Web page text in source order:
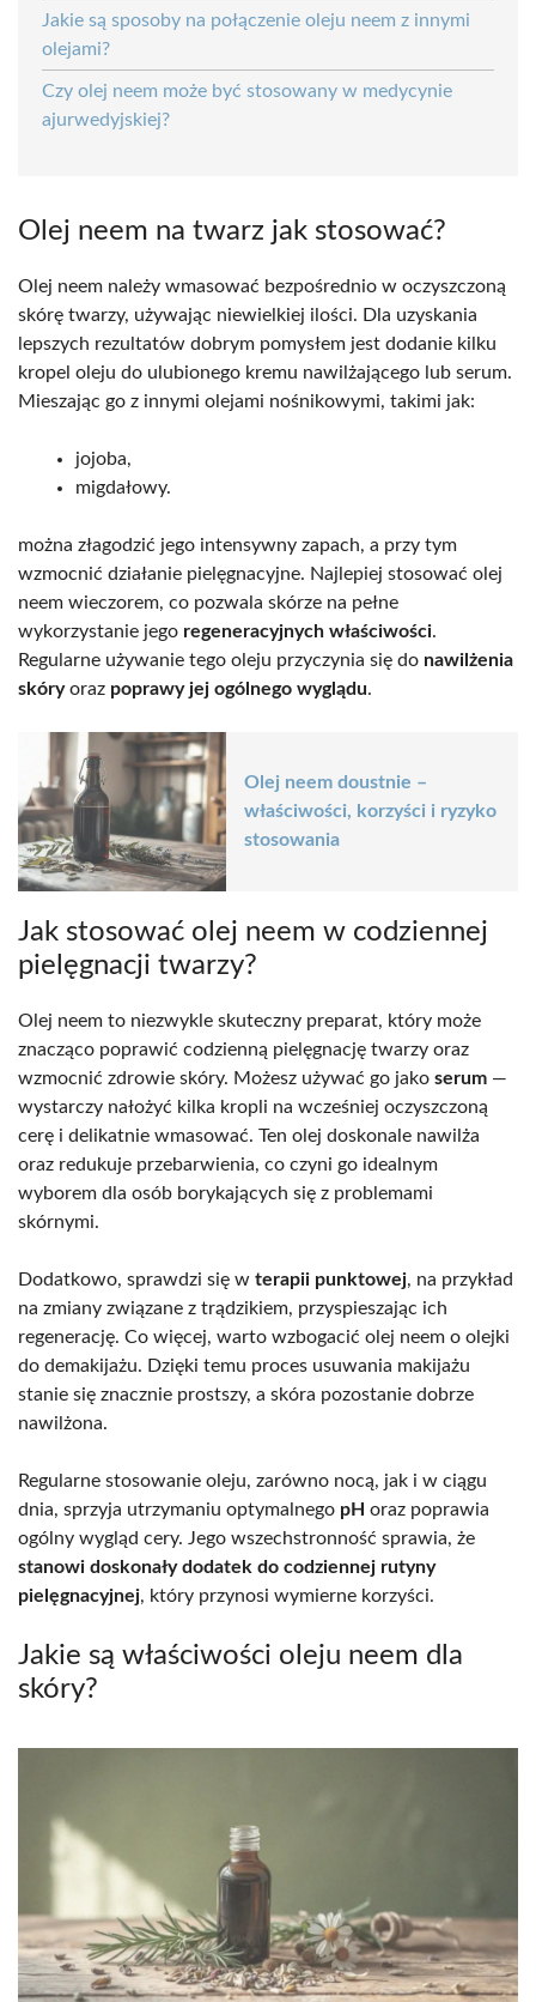
Jakie są sposoby na połączenie oleju neem z innymi
olejami?
Czy olej neem może być stosowany w medycynie
ajurwedyjskiej?
Olej neem na twarz jak stosować?
Olej neem należy wmasować bezpośrednio w oczyszczoną
skórę twarzy, używając niewielkiej ilości. Dla uzyskania
lepszych rezultatów dobrym pomysłem jest dodanie kilku
kropel oleju do ulubionego kremu nawilżającego lub serum.
Mieszając go z innymi olejami nośnikowymi, takimi jak:
jojoba,
migdałowy.
można złagodzić jego intensywny zapach, a przy tym
wzmocnić działanie pielęgnacyjne. Najlepiej stosować olej
neem wieczorem, co pozwala skórze na pełne
wykorzystanie jego regeneracyjnych właściwości.
Regularne używanie tego oleju przyczynia się do nawilżenia
skóryoraz poprawy jej ogólnego wyglądu.
Olej neem doustnie –
właściwości, korzyści i ryzyko
stosowania
Jak stosować olej neem w codziennej
pielęgnacji twarzy?
Olej neem to niezwykle skuteczny preparat, który może
znacząco poprawić codzienną pielęgnację twarzy oraz
wzmocnić zdrowie skóry. Możesz używać go jako serum —
wystarczy nałożyć kilka kropli na wcześniej oczyszczoną
cerę i delikatnie wmasować. Ten olej doskonale nawilża
oraz redukuje przebarwienia, co czyni go idealnym
wyborem dla osób borykających się z problemami
skórnymi.
Dodatkowo, sprawdzi się w terapii punktowej, na przykład
na zmiany związane z trądzikiem, przyspieszając ich
regenerację. Co więcej, warto wzbogacić olej neem o olejki
do demakijażu. Dzięki temu proces usuwania makijażu
stanie się znacznie prostszy, a skóra pozostanie dobrze
nawilżona.
Regularne stosowanie oleju, zarówno nocą, jak i w ciągu
dnia, sprzyja utrzymaniu optymalnego pH oraz poprawia
ogólny wygląd cery. Jego wszechstronność sprawia, że
stanowi doskonały dodatek do codziennej rutyny
pielęgnacyjnej, który przynosi wymierne korzyści.
Jakie są właściwości oleju neem dla
skóry?